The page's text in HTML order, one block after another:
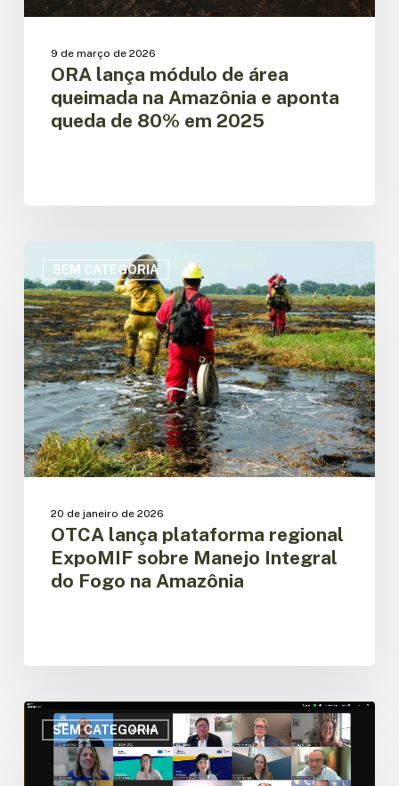
9 de março de 2026
ORA lança módulo de área
queimada na Amazônia e aponta
queda de 80% em 2025
SEM CATEGORIA
lança
plataforma
regional
ExpoMIF
sobre
Manejo
Integral
do
Fogo
na
Amazônia
20 de janeiro de 2026
OTCA lança plataforma regional
ExpoMIF sobre Manejo Integral
do Fogo na Amazônia
SEM CATEGORIA
OTCA
apresenta
sucesso